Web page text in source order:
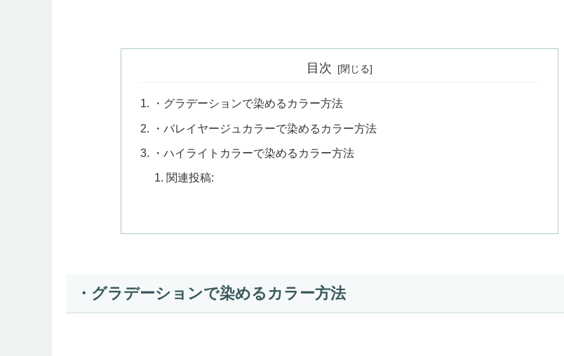
目次
・グラデーションで染めるカラー方法
・バレイヤージュカラーで染めるカラー方法
・ハイライトカラーで染めるカラー方法
関連投稿:
・グラデーションで染めるカラー方法